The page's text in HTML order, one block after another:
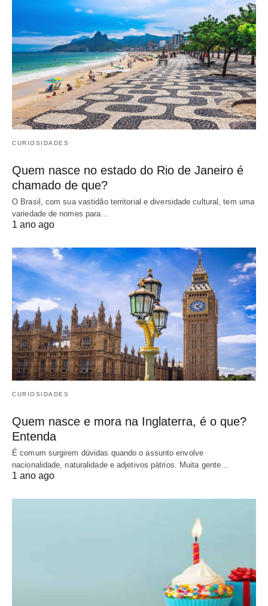
CURIOSIDADES
Quem nasce no estado do Rio de Janeiro é
chamado de que?
O Brasil, com sua vastidão territorial e diversidade cultural, tem uma
variedade de nomes para…
1 ano ago
CURIOSIDADES
Quem nasce e mora na Inglaterra, é o que?
Entenda
É comum surgirem dúvidas quando o assunto envolve
nacionalidade, naturalidade e adjetivos pátrios. Muita gente…
1 ano ago